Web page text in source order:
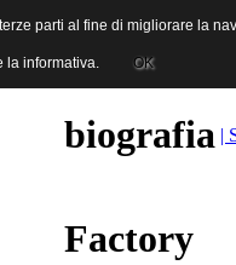
Cinematografiche
biografia |
Factory
parti al fine di migliorare la
la informativa. OK
parti al fine di migliorare la
la informativa. OK